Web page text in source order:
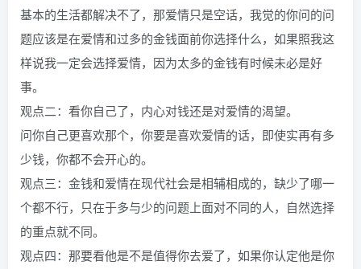
基本的生活都解决不了，那爱情只是空话，我觉的你问的问
题应该是在爱情和过多的金钱面前你选择什么，如果照我这
样说我一定会选择爱情，因为太多的金钱有时候未必是好
事。
观点二：看你自己了，内心对钱还是对爱情的渴望。
问你自己更喜欢那个，你要是喜欢爱情的话，即使实再有多
少钱，你都不会开心的。
观点三：金钱和爱情在现代社会是相辅相成的，缺少了哪一
个都不行，只在于多与少的问题上面对不同的人，自然选择
的重点就不同。
观点四：那要看他是不是值得你去爱了，如果你认定他是你